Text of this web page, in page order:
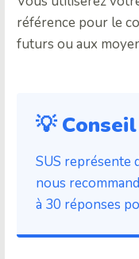
référence pour le
futurs ou aux
💡
SUS représente
nous
à 30 réponses